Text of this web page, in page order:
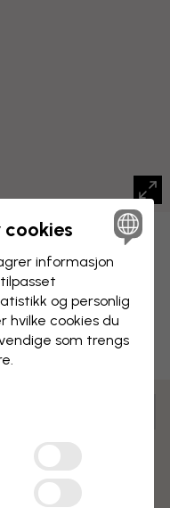
informasjon
og personlig
hvilke cookies du
som trengs